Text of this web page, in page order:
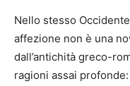
Nello stesso
affezione non è una
dall’antichità greco-
ragioni assai